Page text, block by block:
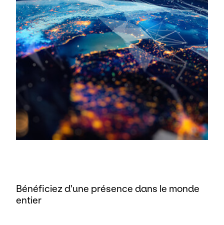
Bénéficiez d'une présence dans le monde
entier